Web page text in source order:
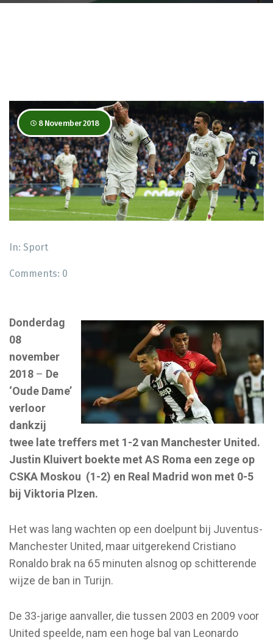
8 November 2018
In: Sport
Comments: 0
Donderdag
08
november
2018 – De
‘Oude Dame’
verloor
dankzij
twee late treffers met 1-2 van Manchester United.
Justin Kluivert boekte met AS Roma een zege op
CSKA Moskou (1-2) en Real Madrid won met 0-5
bij Viktoria Plzen.
Het was lang wachten op een doelpunt bij Juventus-
Manchester United, maar uitgerekend Cristiano
Ronaldo brak na 65 minuten alsnog op schitterende
wijze de ban in Turijn.
De 33-jarige aanvaller, die tussen 2003 en 2009 voor
United speelde, nam een hoge bal van Leonardo